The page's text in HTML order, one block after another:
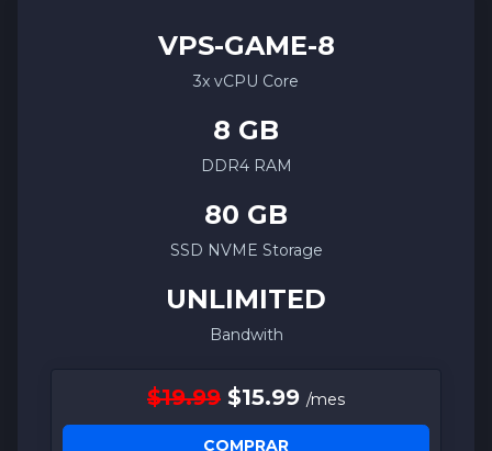
VPS-GAME-8
3x vCPU Core
8 GB
DDR4 RAM
80 GB
SSD NVME Storage
UNLIMITED
Bandwith
$19.99 $15.99 /mes
COMPRAR